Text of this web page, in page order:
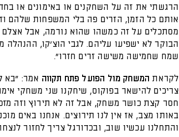
הרגשתי את זה על השחקנים או באימונים או
אותם כל הזמן, הזרים פה בלי המשפחות שלהם
מסתכלים על זה כמשהו שהוא נורמה, אבל אצלם
הבוקר לא ישפיעו עליהם. לגבי הוצ'קו, ההנהלה
שמח שחמישה משישה זרים חזרו".
לקראת המשחק מול הפועל פתח תקווה אמר: "בא
צריכים להישאר בפוקוס, שיחקנו שני משחקי
חסר קצת כושר משחק, אבל זה לא תירוץ וזה
באותו מצב, אז אין לנו תירוצים. אנחנו באים
והתחלנו עכשיו שוב, ובכדורגל צריך לחזור